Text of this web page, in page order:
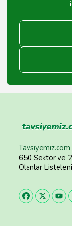
Tavsiyemiz.com
650 Sektör ve
Olanlar